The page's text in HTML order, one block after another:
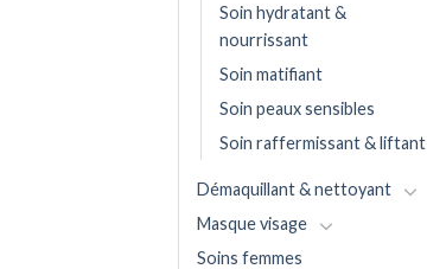
Soin hydratant &
nourrissant
Soin matifiant
Soin peaux sensibles
Soin raffermissant & liftant
Démaquillant & nettoyant
Masque visage
Soins femmes